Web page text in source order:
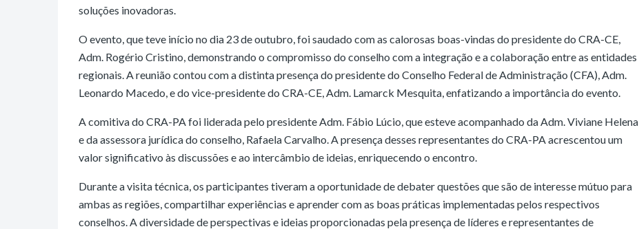
soluções inovadoras.
O evento, que teve início no dia 23 de outubro, foi saudado com as calorosas boas-vindas do presidente do CRA-CE,
Adm. Rogério Cristino, demonstrando o compromisso do conselho com a integração e a colaboração entre as entidades
regionais. A reunião contou com a distinta presença do presidente do Conselho Federal de Administração (CFA), Adm.
Leonardo Macedo, e do vice-presidente do CRA-CE, Adm. Lamarck Mesquita, enfatizando a importância do evento.
A comitiva do CRA-PA foi liderada pelo presidente Adm. Fábio Lúcio, que esteve acompanhado da Adm. Viviane Helena
e da assessora jurídica do conselho, Rafaela Carvalho. A presença desses representantes do CRA-PA acrescentou um
valor significativo às discussões e ao intercâmbio de ideias, enriquecendo o encontro.
Durante a visita técnica, os participantes tiveram a oportunidade de debater questões que são de interesse mútuo para
ambas as regiões, compartilhar experiências e aprender com as boas práticas implementadas pelos respectivos
conselhos. A diversidade de perspectivas e ideias proporcionadas pela presença de líderes e representantes de